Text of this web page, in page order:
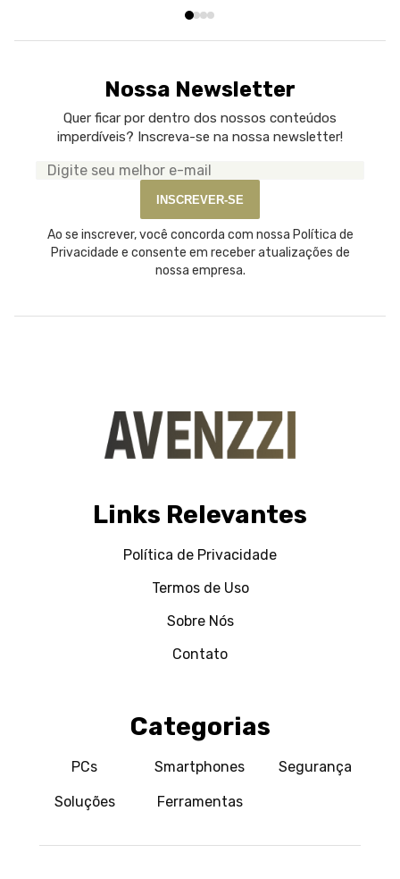
Nossa Newsletter
Quer ficar por dentro dos nossos conteúdos
imperdíveis? Inscreva-se na nossa newsletter!
Seu
e-
mail
INSCREVER-SE
Ao se inscrever, você concorda com nossa Política de
Privacidade e consente em receber atualizações de
nossa empresa.
Links Relevantes
Política de Privacidade
Termos de Uso
Sobre Nós
Contato
Categorias
PCs Smartphones Segurança
Soluções Ferramentas